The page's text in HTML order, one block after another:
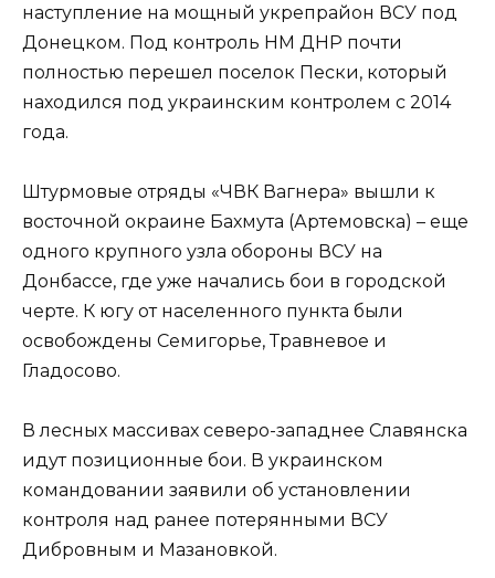
наступление на мощный укрепрайон ВСУ под
Донецком. Под контроль НМ ДНР почти
полностью перешел поселок Пески, который
находился под украинским контролем с 2014
года.
Штурмовые отряды «ЧВК Вагнера» вышли к
восточной окраине Бахмута (Артемовска) – еще
одного крупного узла обороны ВСУ на
Донбассе, где уже начались бои в городской
черте. К югу от населенного пункта были
освобождены Семигорье, Травневое и
Гладосово.
В лесных массивах северо-западнее Славянска
идут позиционные бои. В украинском
командовании заявили об установлении
контроля над ранее потерянными ВСУ
Дибровным и Мазановкой.